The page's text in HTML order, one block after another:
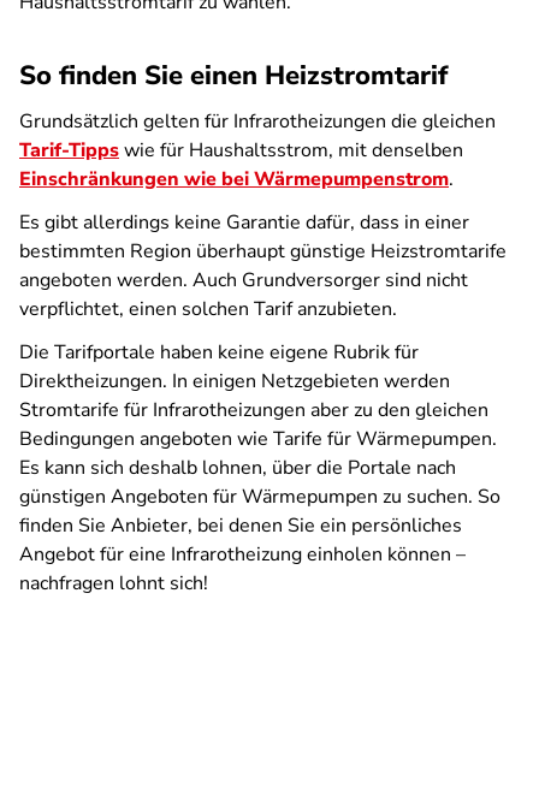
So finden Sie einen Heizstromtarif
Grundsätzlich gelten für Infrarotheizungen die gleichen
Tarif-Tippswie für Haushaltsstrom, mit denselben
Einschränkungen wie bei Wärmepumpenstrom.
Es gibt allerdings keine Garantie dafür, dass in einer
bestimmten Region überhaupt günstige Heizstromtarife
angeboten werden. Auch Grundversorger sind nicht
verpflichtet, einen solchen Tarif anzubieten.
Die Tarifportale haben keine eigene Rubrik für
Direktheizungen. In einigen Netzgebieten werden
Stromtarife für Infrarotheizungen aber zu den gleichen
Bedingungen angeboten wie Tarife für Wärmepumpen.
Es kann sich deshalb lohnen, über die Portale nach
günstigen Angeboten für Wärmepumpen zu suchen. So
finden Sie Anbieter, bei denen Sie ein persönliches
Angebot für eine Infrarotheizung einholen können –
nachfragen lohnt sich!